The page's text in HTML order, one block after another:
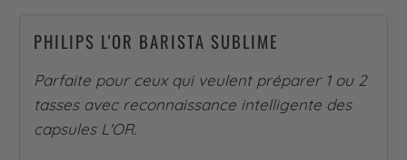
PHILIPS L'OR BARISTA SUBLIME
Parfaite pour ceux qui veulent préparer 1 ou 2
tasses avec reconnaissance intelligente des
capsules L'OR.